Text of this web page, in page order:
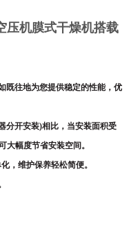
压机膜式干燥机搭载
既往地为您提供稳定的性能，优
分开安装)相比，当安装面积受
大幅度节省安装空间。
，维护保养轻松简便。